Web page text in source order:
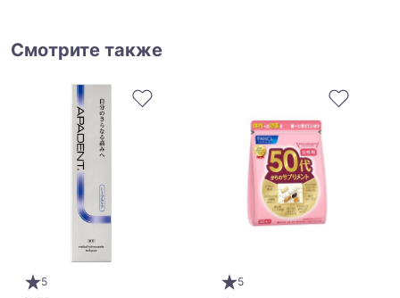
Смотрите также
5
5